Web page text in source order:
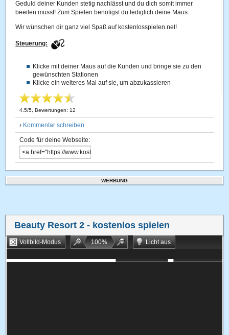
Geduld deiner Kunden stetig nachlässt und du dich somit immer
beeilen musst! Zum Spielen benötigst du lediglich deine Maus.
Wir wünschen dir ganz viel Spaß auf kostenlosspielen.net!
Steuerung:
Klicke mit deiner Maus auf die Kunden und bringe sie zu den
gewünschten Stationen
Klicke ein weiteres Mal auf sie, um abzukassieren
4.5/5 , Bewertungen: 12
› Kommentar schreiben
Code für deine Webseite:
WERBUNG
Beauty Resort 2 - kostenlos spielen
Vollbild-Modus 100%
Licht aus